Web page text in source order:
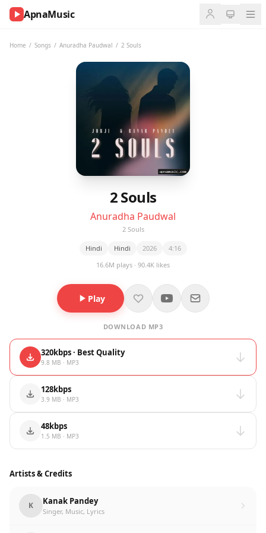
ApnaMusic
Home / Songs / Anuradha Paudwal / 2 Souls
2 Souls
Anuradha Paudwal
2 Souls
Hindi Hindi 2026
4:16
16.6M plays · 90.4K likes
Play
DOWNLOAD MP3
320kbps · Best Quality
9.8 MB · MP3
128kbps
3.9 MB · MP3
48kbps
1.5 MB · MP3
Artists & Credits
K Kanak Pandey
Singer, Music, Lyrics
NOW